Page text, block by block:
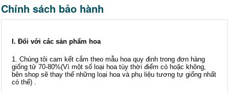
Chính sách bảo hành
I. Đối với các sản phẩm hoa
1. Chúng tôi cam kết cắm theo mẫu hoa quy đinh trong đơn hàng
giống tử 70-80%(Vì một số loại hoa tùy thời điểm có hoặc không,
bên shop sẽ thay thế những loại hoa và phụ liệu tương tự giống nhất
có thể) .